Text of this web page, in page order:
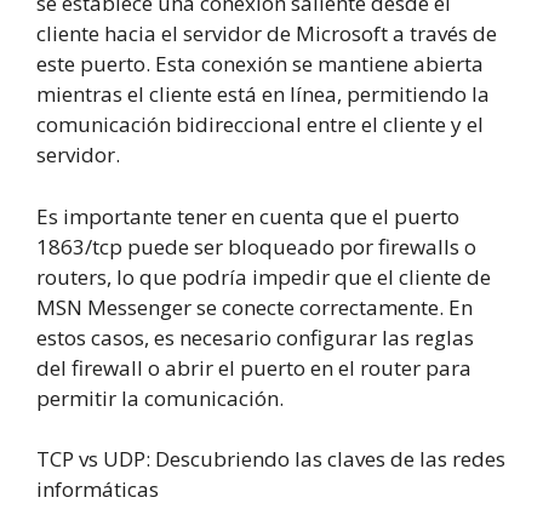
cliente hacia el servidor de Microsoft a través de
este puerto. Esta conexión se mantiene abierta
mientras el cliente está en línea, permitiendo la
comunicación bidireccional entre el cliente y el
servidor.
Es importante tener en cuenta que el puerto
1863/tcp puede ser bloqueado por firewalls o
routers, lo que podría impedir que el cliente de
MSN Messenger se conecte correctamente. En
estos casos, es necesario configurar las reglas
del firewall o abrir el puerto en el router para
permitir la comunicación.
TCP vs UDP: Descubriendo las claves de las redes
informáticas